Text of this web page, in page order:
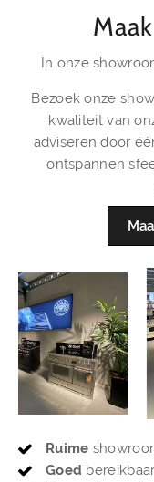
In onze
Bezoek onze
kwaliteit van
adviseren door
ontspannen
Ruime
Goed